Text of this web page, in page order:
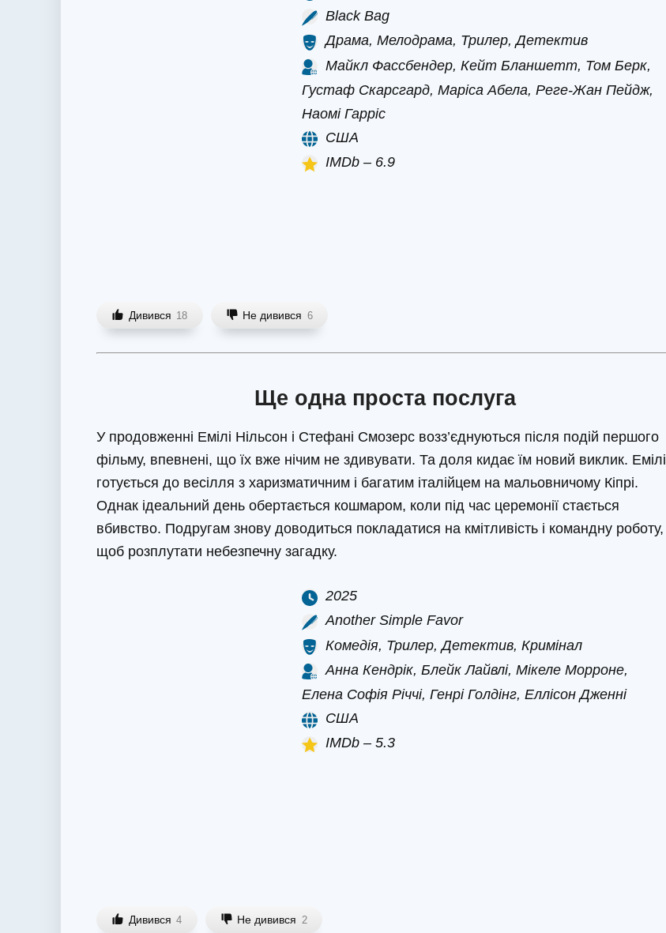
Black Bag
Драма, Мелодрама, Трилер, Детектив
Майкл Фассбендер, Кейт Бланшетт, Том Берк,
Густаф Скарсгард, Маріса Абела, Реге-Жан Пейдж,
Наомі Гарріс
США
IMDb – 6.9
Дивився 18 Не дивився 6
Ще одна проста послуга
У продовженні Емілі Нільсон і Стефані Смозерс возз’єднуються після подій першого
фільму, впевнені, що їх вже нічим не здивувати. Та доля кидає їм новий виклик. Емілі
готується до весілля з харизматичним і багатим італійцем на мальовничому Кіпрі.
Однак ідеальний день обертається кошмаром, коли під час церемонії стається
вбивство. Подругам знову доводиться покладатися на кмітливість і командну роботу,
щоб розплутати небезпечну загадку.
2025
Another Simple Favor
Комедія, Трилер, Детектив, Кримінал
Анна Кендрік, Блейк Лайвлі, Мікеле Морроне,
Елена Софія Річчі, Генрі Голдінг, Еллісон Дженні
США
IMDb – 5.3
Дивився 4 Не дивився 2